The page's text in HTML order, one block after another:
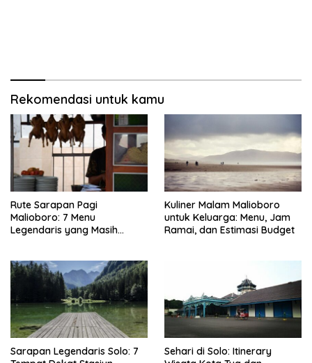
Rekomendasi untuk kamu
Rute Sarapan Pagi
Malioboro: 7 Menu
Legendaris yang Masih
Kuliner Malam Malioboro
untuk Keluarga: Menu, Jam
Ramai, dan Estimasi Budget
Sarapan Legendaris Solo: 7
Sehari di Solo: Itinerary